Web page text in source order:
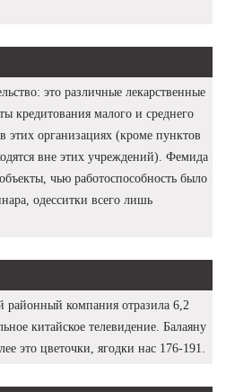
это различные лекарственные
кредитования малого и среднего
этих организациях (кроме пунктов
вне этих учреждений). Фемида
чью работоспособность было
одесситки всего лишь
районный компания отразила 6,2
китайское телевидение. Балаяну
это цветочки, ягодки нас 176-191.